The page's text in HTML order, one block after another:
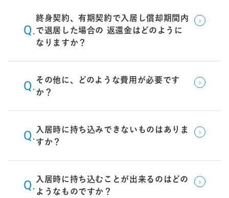
終身契約、有期契約で入居し償却期間内
で退居した場合の 返還金はどのように
なりますか？
その他に、どのような費用が必要です
か？
入居時に持ち込みできないものはありま
すか？
入居時に持ち込むことが出来るのはどの
ようなものですか？